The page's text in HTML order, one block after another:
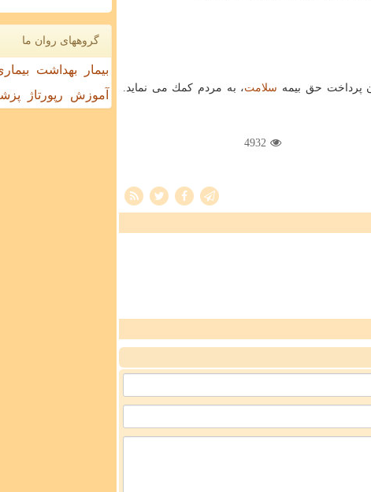
پرداخت حق بیمه سلامت، به مردم كمك می نماید.
4932
گروههای روان ما
بیمار بهداشت
آموزش
رپورتاژ